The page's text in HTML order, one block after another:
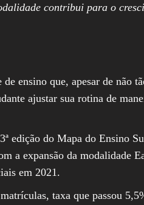
contribui para o
ensino que, apesar de não
ajustar sua rotina de
edição do Mapa do Ensino
a expansão da modalidade
em 2021.
taxa que passou